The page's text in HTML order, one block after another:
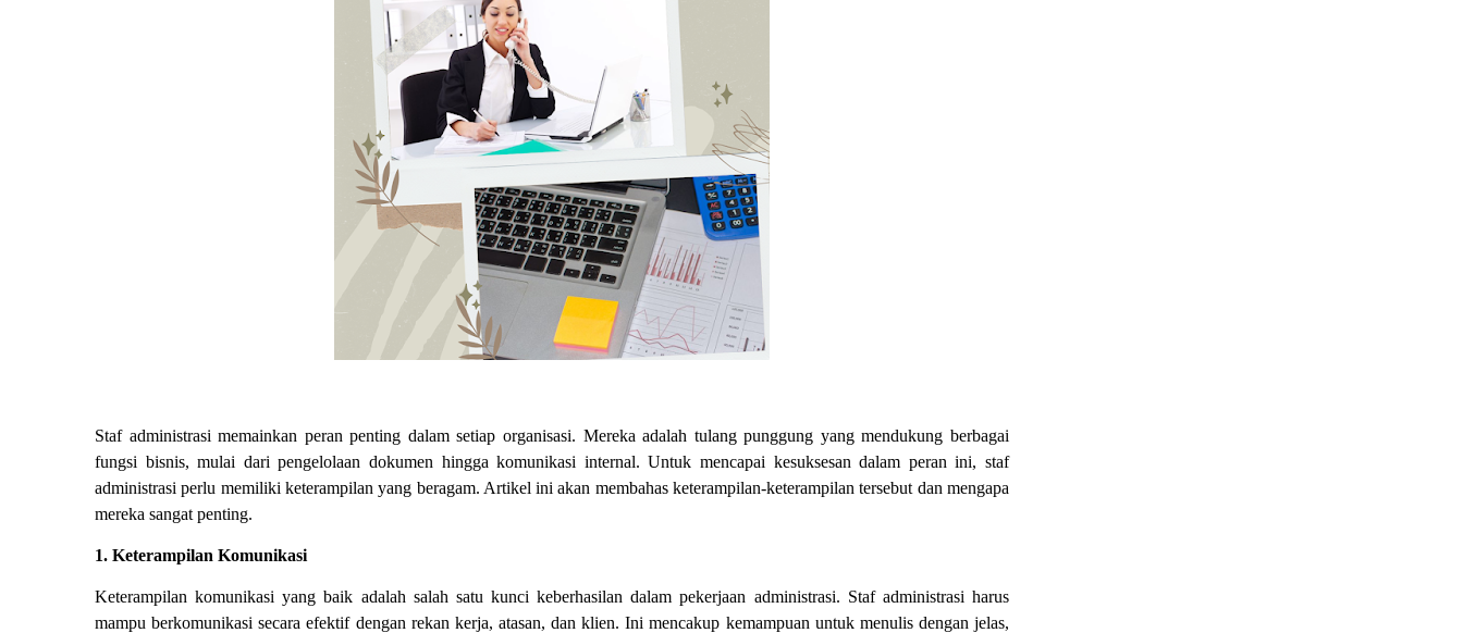
Staf administrasi memainkan peran penting dalam setiap organisasi. Mereka adalah tulang punggung yang mendukung berbagai
fungsi bisnis, mulai dari pengelolaan dokumen hingga komunikasi internal. Untuk mencapai kesuksesan dalam peran ini, staf
administrasi perlu memiliki keterampilan yang beragam. Artikel ini akan membahas keterampilan-keterampilan tersebut dan mengapa
mereka sangat penting.
1. Keterampilan Komunikasi
Keterampilan komunikasi yang baik adalah salah satu kunci keberhasilan dalam pekerjaan administrasi. Staf administrasi harus
mampu berkomunikasi secara efektif dengan rekan kerja, atasan, dan klien. Ini mencakup kemampuan untuk menulis dengan jelas,